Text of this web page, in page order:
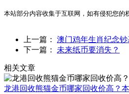
本站部分内容收集于互联网，如有侵犯您的
上一篇： 澳门鸡年生肖纪念
下一篇： 未来纸币要消失？
相关文章
龙港回收熊猫金币哪家回收价高？